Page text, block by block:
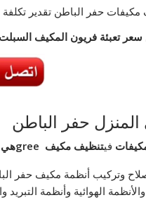
حفر الباطن تقدير تكلفة
سعر تعبئة فريون المكيف
حفر الباطن
فيتنظيف مكيف
وتركيب أنظمة مكيف حفر
الهوائية وأنظمة التبريد